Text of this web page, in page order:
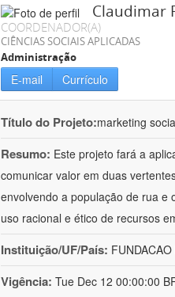
Claudimar
COORDENADOR(A)
CIÊNCIAS SOCIAIS APLICADAS
Administração
E-mail Currículo
Título do Projeto:marketing
Resumo: Este projeto fará a
comunicar valor em duas
envolvendo a população de rua e
uso racional e ético de recursos
Instituição/UF/País:
Vigência: Tue Dec 12 00:00:00